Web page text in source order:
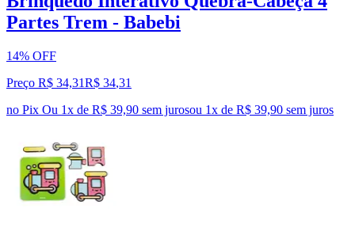
Partes Trem - Babebi
14% OFF
Preço R$ 34,31R$ 34,31
no Pix Ou 1x de R$ 39,90 sem jurosou 1x de R$ 39,90 sem juros